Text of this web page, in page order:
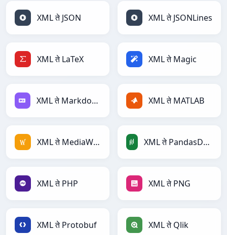
XML ते JSON XML ते JSONLines
XML ते LaTeX XML ते Magic
XML ते Markdown XML ते MATLAB
XML ते MediaWiki XML ते PandasDataFrame
XML ते PHP XML ते PNG
XML ते Protobuf XML ते Qlik